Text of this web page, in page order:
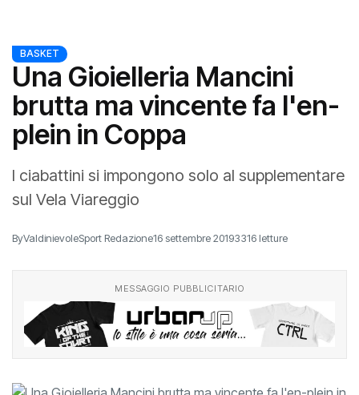
BASKET
Una Gioielleria Mancini
brutta ma vincente fa l'en-
plein in Coppa
I ciabattini si impongono solo al supplementare
sul Vela Viareggio
ByValdinievoleSport Redazione16 settembre 20193316 letture
MESSAGGIO PUBBLICITARIO